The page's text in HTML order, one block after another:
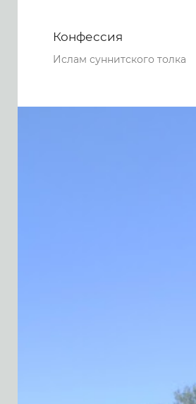
Конфессия
Ислам суннитского толка